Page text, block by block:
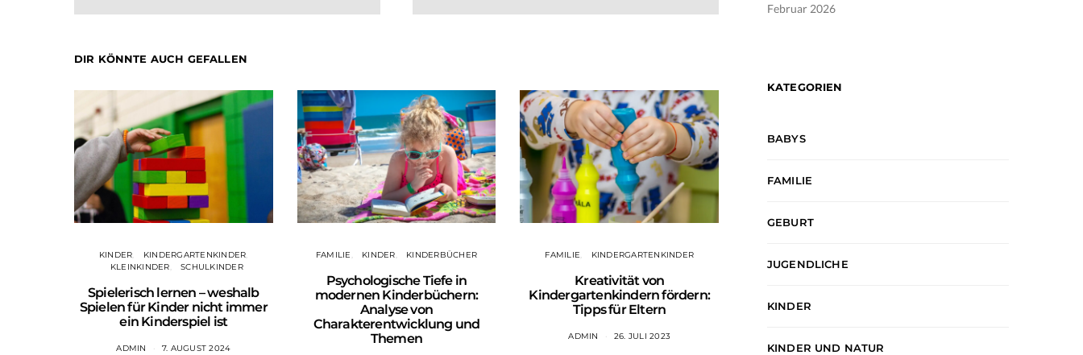
DIR KÖNNTE AUCH GEFALLEN
KINDER
KINDERGARTENKINDER
KLEINKINDER
SCHULKINDER
Spielerisch lernen – weshalb
Spielen für Kinder nicht immer
ein Kinderspiel ist
ADMIN 7. AUGUST 2024
FAMILIE KINDER KINDERBÜCHER
Psychologische Tiefe in
modernen Kinderbüchern:
Analyse von
Charakterentwicklung und
Themen
FAMILIE KINDERGARTENKINDER
Kreativität von
Kindergartenkindern fördern:
Tipps für Eltern
ADMIN 26. JULI 2023
KLEINKINDER
Nachhaltigkeit inklusive
Februar 2026
KATEGORIEN
BABYS
FAMILIE
GEBURT
JUGENDLICHE
KINDER
KINDER UND NATUR